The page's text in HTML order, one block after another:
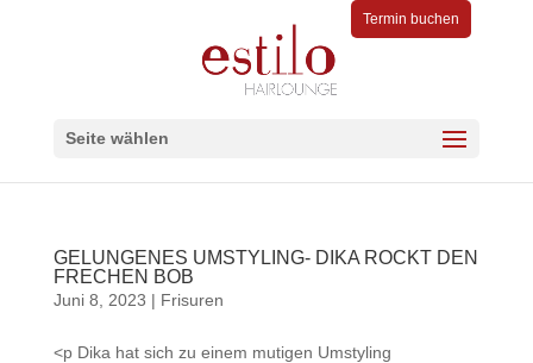
Termin buchen
Seite wählen
GELUNGENES UMSTYLING- DIKA ROCKT DEN
FRECHEN BOB
Juni 8, 2023 | Frisuren
<p Dika hat sich zu einem mutigen Umstyling